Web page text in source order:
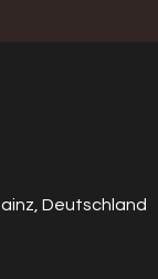
Deutschland